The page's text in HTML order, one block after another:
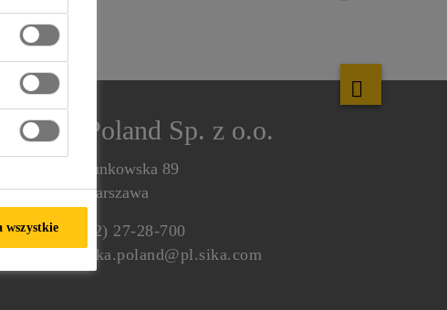
Sika Poland Sp. z o.o.
ul. Karczunkowska 89
02-871 Warszawa
Tel.:
(0-22) 27-28-700
sika.poland@pl.sika.com
wszystkie